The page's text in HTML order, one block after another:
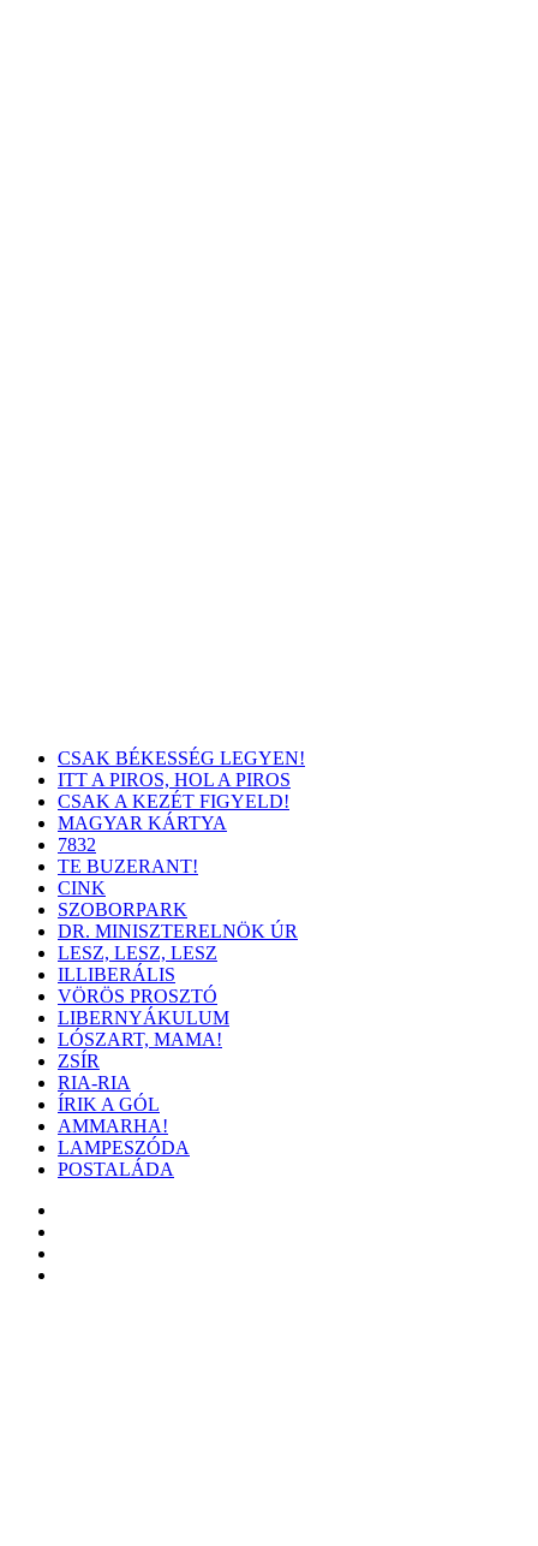
CSAK BÉKESSÉG LEGYEN!
ITT A PIROS, HOL A PIROS
CSAK A KEZÉT FIGYELD!
MAGYAR KÁRTYA
7832
TE BUZERANT!
CINK
SZOBORPARK
DR. MINISZTERELNÖK ÚR
LESZ, LESZ, LESZ
ILLIBERÁLIS
VÖRÖS PROSZTÓ
LIBERNYÁKULUM
LÓSZART, MAMA!
ZSÍR
RIA-RIA
ÍRIK A GÓL
AMMARHA!
LAMPESZÓDA
POSTALÁDA